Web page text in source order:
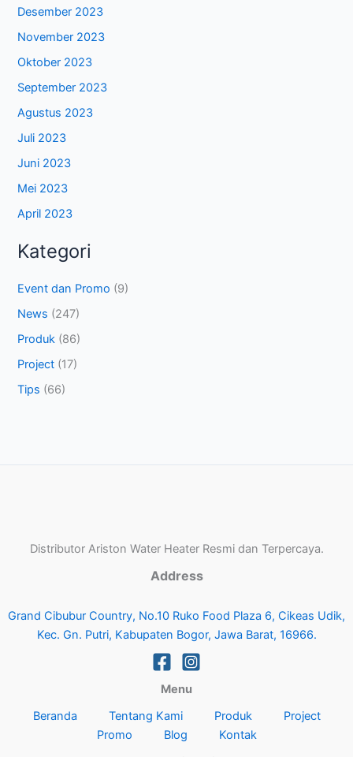
Desember 2023
November 2023
Oktober 2023
September 2023
Agustus 2023
Juli 2023
Juni 2023
Mei 2023
April 2023
Kategori
Event dan Promo (9)
News (247)
Produk (86)
Project (17)
Tips (66)
Distributor Ariston Water Heater Resmi dan Terpercaya.
Address
Grand Cibubur Country, No.10 Ruko Food Plaza 6, Cikeas Udik,
Kec. Gn. Putri, Kabupaten Bogor, Jawa Barat, 16966.
Menu
Beranda
Tentang Kami Produk
Project
Promo
Blog
Kontak